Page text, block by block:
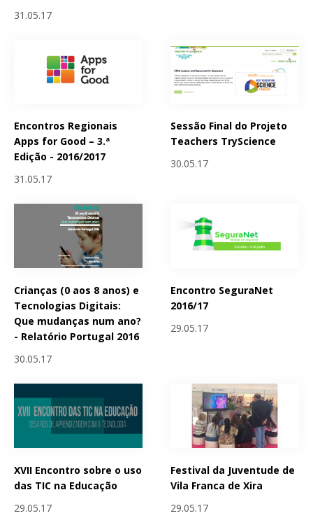
31.05.17
Encontros Regionais
Apps for Good – 3.ª
Edição - 2016/2017
31.05.17
Sessão Final do Projeto
Teachers TryScience
30.05.17
Crianças (0 aos 8 anos) e
Tecnologias Digitais:
Que mudanças num ano?
- Relatório Portugal 2016
30.05.17
Encontro SeguraNet
2016/17
29.05.17
XVII Encontro sobre o uso
das TIC na Educação
29.05.17
Festival da Juventude de
Vila Franca de Xira
29.05.17